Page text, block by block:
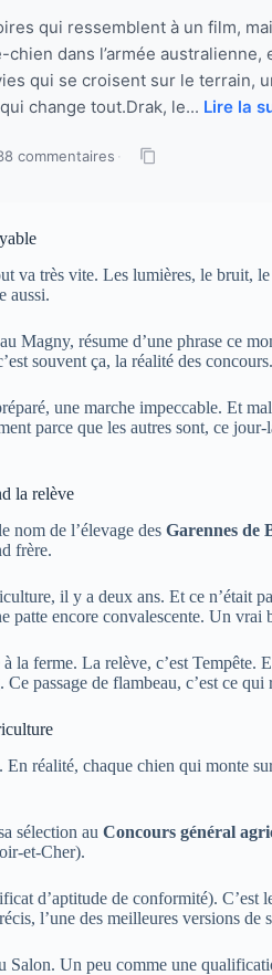
qui ressemblent à un film,
chien dans l’armée
qui se croisent sur le terrain,
change tout.Drak, le... Lire la
commentaires ·
va très vite. Les lumières, le bruit,
aussi.
Magny, résume d’une phrase ce
souvent ça, la réalité des concours.
une marche impeccable. Et
parce que les autres sont, ce
la relève
nom de l’élevage des Garennes de
frère.
il y a deux ans. Et ce n’était
patte encore convalescente. Un vrai
ferme. La relève, c’est Tempête.
passage de flambeau, c’est ce
réalité, chaque chien qui monte
sélection au Concours général
et-Cher).
d’aptitude de conformité). C’est
l’une des meilleures versions de
Salon. Un peu comme une